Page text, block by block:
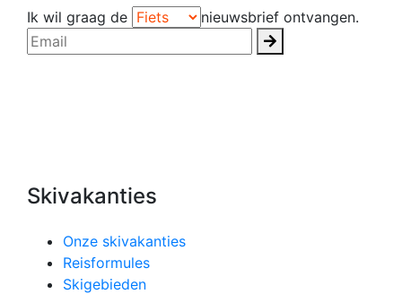
Ik wil graag de nieuwsbrief ontvangen.
Skivakanties
Onze skivakanties
Reisformules
Skigebieden